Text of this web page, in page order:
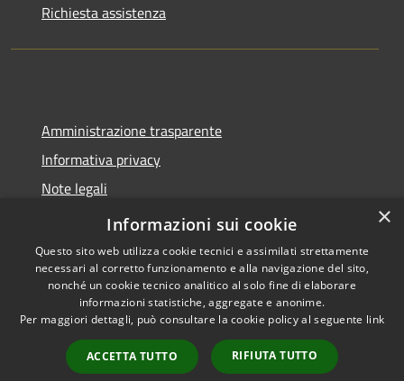
Richiesta assistenza
Amministrazione trasparente
Informativa privacy
Note legali
Dichiarazione di accessibilità
Accessibilità
Copyright © 2026 • Comune di
Spoleto • Powered by
Municipium•
Accesso
redazione
×
Informazioni sui cookie
Questo sito web utilizza cookie tecnici e assimilati strettamente
necessari al corretto funzionamento e alla navigazione del sito,
nonché un cookie tecnico analitico al solo fine di elaborare
informazioni statistiche, aggregate e anonime.
Per maggiori dettagli, può consultare la cookie policy al seguente link
ACCETTA TUTTO RIFIUTA TUTTO